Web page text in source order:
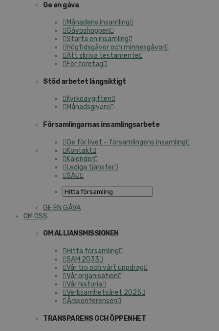
Ge en gåva
Månadens insamling
Gåvoshoppen
Starta en insamling
Högtidsgåvor och minnesgåvor
Att skriva testamente
För företag
Stöd arbetet långsiktigt
Kyrkoavgiften
Månadsgivare
Församlingarnas insamlingsarbete
Ge för livet – församlingens insamling
Kontakt
Kalender
Lediga tjänster
SAU
GE EN GÅVA
OM OSS
OM ALLIANSMISSIONEN
Hitta församling
SAM 2033
Vår tro och vårt uppdrag
Vår organisation
Vår historia
Verksamhetsåret 2025
Årskonferensen
TRANSPARENS OCH ÖPPENHET